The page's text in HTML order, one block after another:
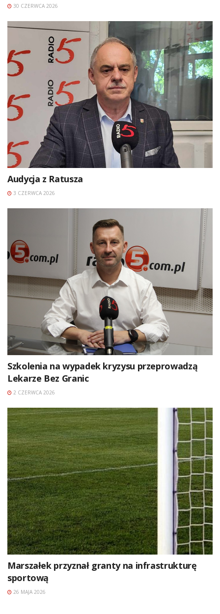
30 CZERWCA 2026
Audycja z Ratusza
3 CZERWCA 2026
Szkolenia na wypadek kryzysu przeprowadzą
Lekarze Bez Granic
2 CZERWCA 2026
Marszałek przyznał granty na infrastrukturę
sportową
26 MAJA 2026